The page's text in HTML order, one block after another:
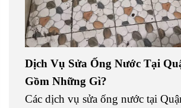
Dịch Vụ Sửa Ống Nước Tại
Gồm Những Gì?
Các dịch vụ sửa ống nước tại